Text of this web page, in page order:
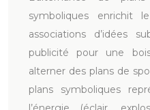
symboliques enrichit
associations d’idées
publicité pour une
alterner des plans de
plans symboliques